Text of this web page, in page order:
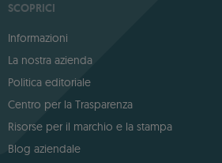
SCOPRICI
Informazioni
La nostra azienda
Politica editoriale
Centro per la Trasparenza
Risorse per il marchio e la stampa
Blog aziendale